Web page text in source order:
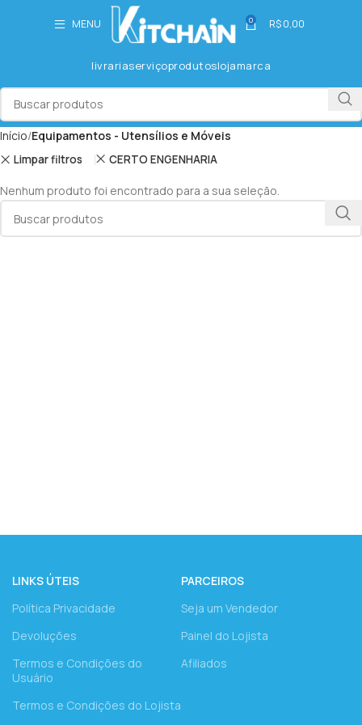
MENU 0 R$0,00
livrariaserviçoprodutoslojamarca
Início Equipamentos - Utensílios e Móveis
Limpar filtros CERTO ENGENHARIA
Nenhum produto foi encontrado para a sua seleção.
LINKS ÚTEIS
Política Privacidade
Devoluções
Termos e Condições do
Usuário
Termos e Condições do Lojista
PARCEIROS
Seja um Vendedor
Painel do Lojista
Afiliados